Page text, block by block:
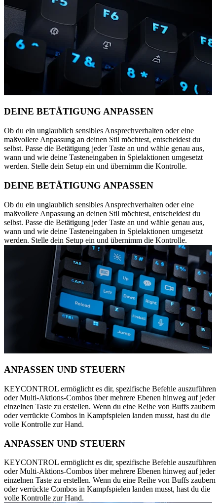
DEINE BETÄTIGUNG ANPASSEN
Ob du ein unglaublich sensibles Ansprechverhalten oder eine
maßvollere Anpassung an deinen Stil möchtest, entscheidest du
selbst. Passe die Betätigung jeder Taste an und wähle genau aus,
wann und wie deine Tasteneingaben in Spielaktionen umgesetzt
werden. Stelle dein Setup ein und übernimm die Kontrolle.
DEINE BETÄTIGUNG ANPASSEN
Ob du ein unglaublich sensibles Ansprechverhalten oder eine
maßvollere Anpassung an deinen Stil möchtest, entscheidest du
selbst. Passe die Betätigung jeder Taste an und wähle genau aus,
wann und wie deine Tasteneingaben in Spielaktionen umgesetzt
werden. Stelle dein Setup ein und übernimm die Kontrolle.
ANPASSEN UND STEUERN
KEYCONTROL ermöglicht es dir, spezifische Befehle auszuführen
oder Multi-Aktions-Combos über mehrere Ebenen hinweg auf jeder
einzelnen Taste zu erstellen. Wenn du eine Reihe von Buffs zaubern
oder verrückte Combos in Kampfspielen landen musst, hast du die
volle Kontrolle zur Hand.
ANPASSEN UND STEUERN
KEYCONTROL ermöglicht es dir, spezifische Befehle auszuführen
oder Multi-Aktions-Combos über mehrere Ebenen hinweg auf jeder
einzelnen Taste zu erstellen. Wenn du eine Reihe von Buffs zaubern
oder verrückte Combos in Kampfspielen landen musst, hast du die
volle Kontrolle zur Hand.